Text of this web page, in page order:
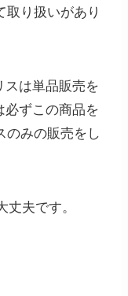
取り扱いがあり
スは単品販売を
必ずこの商品を
のみの販売をし
夫です。